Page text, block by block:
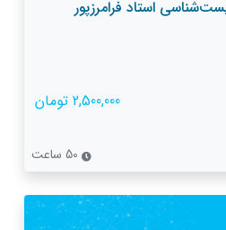
استاد فرامرزپور
2,500,000 تومان